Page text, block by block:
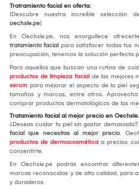
Tratramiento facial en oferta:
¡Descubre nuestra increíble selección
oechsle.pe!
En Oechsle.pe, nos enorgullece
tratamiento facial para satisfacer todas tus
preocupación, tenemos la solución perfecta
Para aquellos que buscan una rutina de
productos de limpieza facial de las mejores
serum para mejorar el aspecto de la piel
tamaños y marcas, entre otros.
comprar productos dermatológicos de las
Tratamiento facial al mejor precio en
¿Deseas cuidar tu piel sin gastar
facial que necesitas al mejor precio.
productos de dermocosmética a precios
consentirte.
En Oechsle.pe podrás encontrar
marcas reconocidas y de alta calidad, para
y duraderos.